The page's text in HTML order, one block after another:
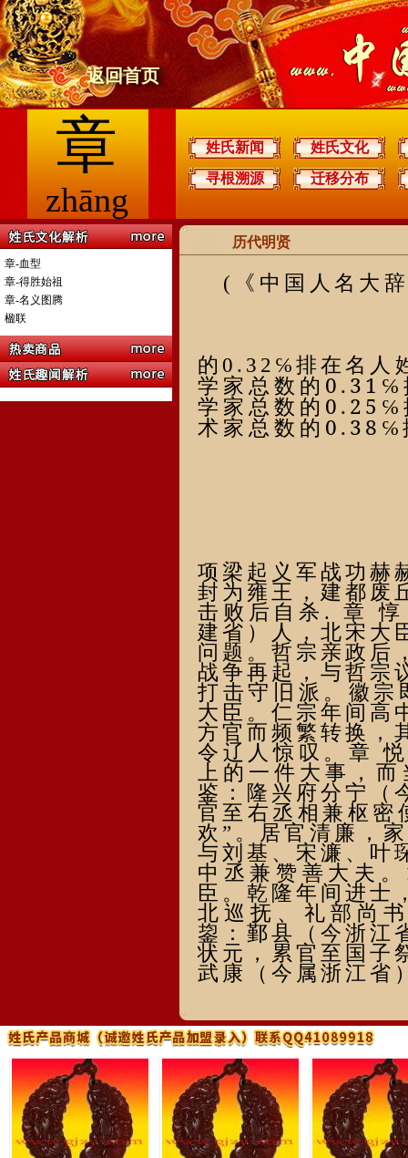
返回首页
章
zhāng
姓氏新闻
姓氏文化
寻根溯源
迁移分布
章-血型
章-得胜始祖
章-名义图腾
楹联
历代明贤
( 《中国人名大
的0.32 ℅排在名人
学家总数的 0.31 ℅
学家总数的 0.25 ℅
术家 总数的 0.38 ℅
项梁起义军战功赫
封为 雍王 ，建都废
击败后自杀 . 章 惇
建省）人，北宋大
问题。哲宗亲政后
战争再起，与哲宗
打击守旧派。徽宗
大臣。仁宗年间高
方官而频繁转换，
令辽人惊叹。 章
悦
上的一件大事，
鉴：隆兴府分宁（
官至右丞相兼枢密
欢”。居官清廉，
与刘基、宋濂、叶
中丞兼赞善大夫
臣。乾隆年间进士
北巡抚、礼部尚
鋆：鄞县（今浙江
状元，累官至国子
武康（今属浙江省